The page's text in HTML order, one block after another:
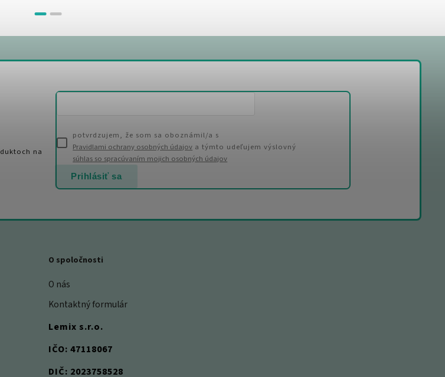
O spoločnosti
O nás
Kontaktný formulár
Lemix s.r.o.
IČO: 47118067
DIČ: 2023758528
na
potvrdzujem, že som sa oboznámil/a s
Pravidlami ochrany osobných údajov a týmto udeľujem výslovný
súhlas so spracúvaním mojich osobných údajov
Prihlásiť sa